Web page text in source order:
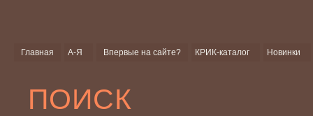
Главная А-Я Впервые на сайте? КРИК-каталог Новинки
ПОИСК